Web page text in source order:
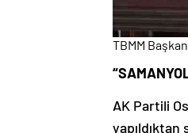
TBMM
AK Partili
yapıldıktan